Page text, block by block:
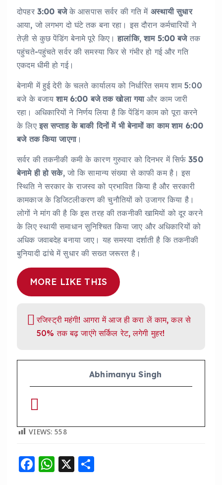
दोपहर 3:00 बजेके आसपास सर्वर की गति में अस्थायी सुधार
आया, जो लगभग दो घंटे तक बना रहा। इस दौरान कर्मचारियों ने
तेज़ी से कुछ पेंडिंग बेनामे पूरे किए।हालांकि,शाम 5:00 बजेतक
पहुंचते-पहुंचते सर्वर की समस्या फिर से गंभीर हो गई और गति
एकदम धीमी हो गई।
बेनामी में हुई देरी के चलते कार्यालय को निर्धारित समय शाम 5:00
बजे के बजायशाम 6:00 बजे तक खोला गयाऔर काम जारी
रहा। अधिकारियों ने निर्णय लिया है कि पेंडिंग काम को पूरा करने
के लिएइस सप्ताह के बाकी दिनों में भी बेनामों का काम शाम 6:00
बजे तक किया जाएगा।
सर्वर की तकनीकी कमी के कारण गुरुवार को दिनभर में सिर्फ350
बेनामे ही हो सके, जो कि सामान्य संख्या से काफी कम है। इस
स्थिति ने सरकार के राजस्व को प्रभावित किया है और सरकारी
कामकाज के डिजिटलीकरण की चुनौतियों को उजागर किया है।
लोगों ने मांग की है कि इस तरह की तकनीकी खामियों को दूर करने
के लिए स्थायी समाधान सुनिश्चित किया जाए और अधिकारियों को
अधिक जवाबदेह बनाया जाए। यह समस्या दर्शाती है कि तकनीकी
बुनियादी ढांचे में सुधार की सख्त जरूरत है।
MORE LIKE THIS
रजिस्ट्री महंगी! आगरा में आज ही करा लें काम, कल से
50% तक बढ़ जाएंगे सर्किल रेट, लगेगी मुहर!
Abhimanyu Singh
VIEWS: 558
F
W X